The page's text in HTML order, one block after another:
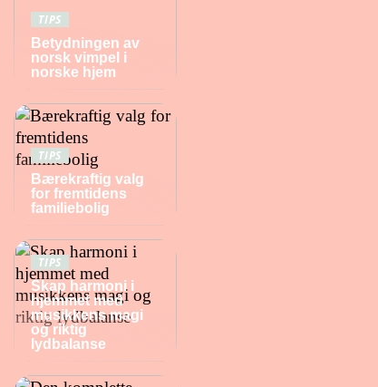
TIPS
Betydningen av
norsk vimpel i
norske hjem
TIPS
Bærekraftig valg
for fremtidens
familiebolig
TIPS
Skap harmoni i
hjemmet med
musikkens magi
og riktig
lydbalanse